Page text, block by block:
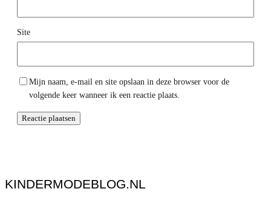
Site
Mijn naam, e-mail en site opslaan in deze browser voor de
volgende keer wanneer ik een reactie plaats.
KINDERMODEBLOG.NL